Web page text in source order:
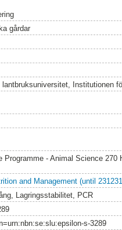
gårdar
Institutionen
Programme - Animal Science 270
and Management (until
Lagringsstabilitet, PCR
s-3289